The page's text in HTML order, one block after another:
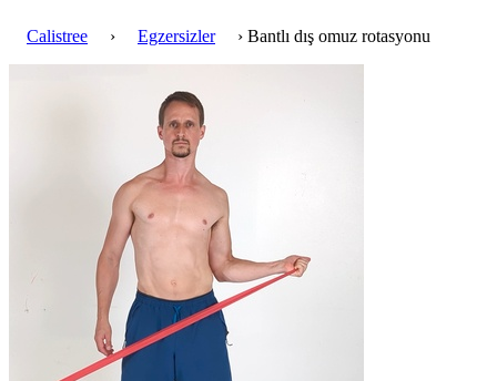
Calistree › Egzersizler › Bantlı dış omuz rotasyonu